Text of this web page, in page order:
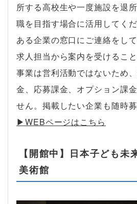
所する高校生や一度施設を退
職を目指す場合に活用してく
ある企業の窓口にご連絡をし
求人担当から案内を受けるこ
事業は営利活動ではないため
金、応募課金、オプション課
せん。掲載したい企業も随時
▶︎WEBページはこちら
【開館中】日本子ども未
美術館